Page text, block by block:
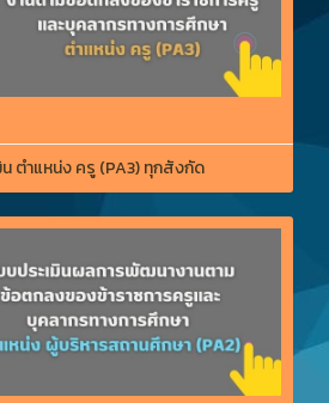
ตำแหน่ง ครู (PA3) ทุกสังกัด